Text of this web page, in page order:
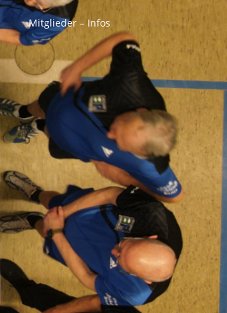
Mitglieder – Infos